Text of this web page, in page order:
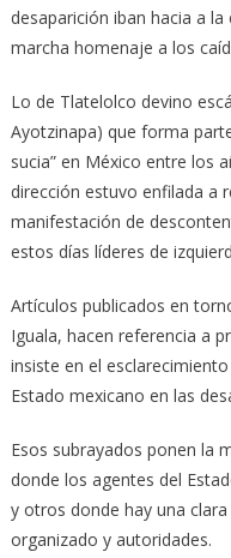
desaparición iban hacia a
marcha homenaje a los
Lo de Tlatelolco devino
Ayotzinapa) que forma
sucia” en México entre los
dirección estuvo enfilada a
manifestación de
estos días líderes de
Artículos publicados en
Iguala, hacen referencia a
insiste en el
Estado mexicano en las
Esos subrayados ponen la
donde los agentes del
y otros donde hay una
organizado y autoridades.